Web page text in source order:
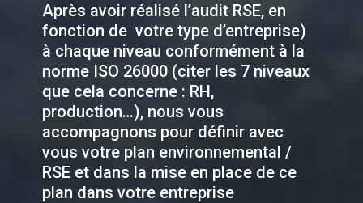
Après avoir réalisé l’audit RSE, en
fonction de votre type d’entreprise)
à chaque niveau conformément à la
norme ISO 26000 (citer les 7 niveaux
que cela concerne : RH,
production…), nous vous
accompagnons pour définir avec
vous votre plan environnemental /
RSE et dans la mise en place de ce
plan dans votre entreprise